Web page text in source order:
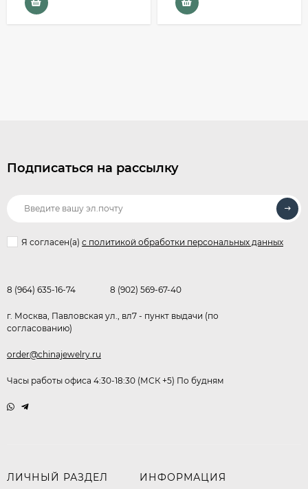
Подписаться на рассылку
Я согласен(a) с политикой обработки персональных данных
8 (964) 635-16-74 8 (902) 569-67-40
г. Москва, Павловская ул., вл7 - пункт выдачи (по
согласованию)
order@chinajewelry.ru
Часы работы офиса 4:30-18:30 (МСК +5) По будням
ЛИЧНЫЙ РАЗДЕЛ ИНФОРМАЦИЯ